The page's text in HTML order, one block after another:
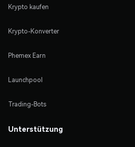
Krypto kaufen
Krypto-Konverter
Phemex Earn
Launchpool
Trading-Bots
Unterstützung